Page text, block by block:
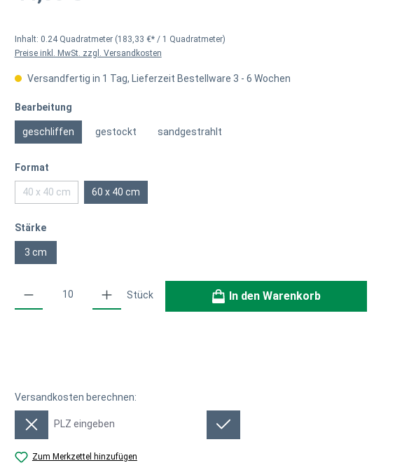
Inhalt: 0.24 Quadratmeter (183,33 €* / 1 Quadratmeter)
Preise inkl. MwSt. zzgl. Versandkosten
Versandfertig in 1 Tag, Lieferzeit Bestellware 3 - 6 Wochen
Bearbeitungauswählen
geschliffen gestockt sandgestrahlt
Formatauswählen
40 x 40 cm(Diese Option ist zurzeit nicht verfügbar.)
60 x 40 cm
Stärkeauswählen
3 cm
Stück In den Warenkorb
Versandkosten berechnen:
Versandkosten berechnen:
Zum Merkzettel hinzufügen